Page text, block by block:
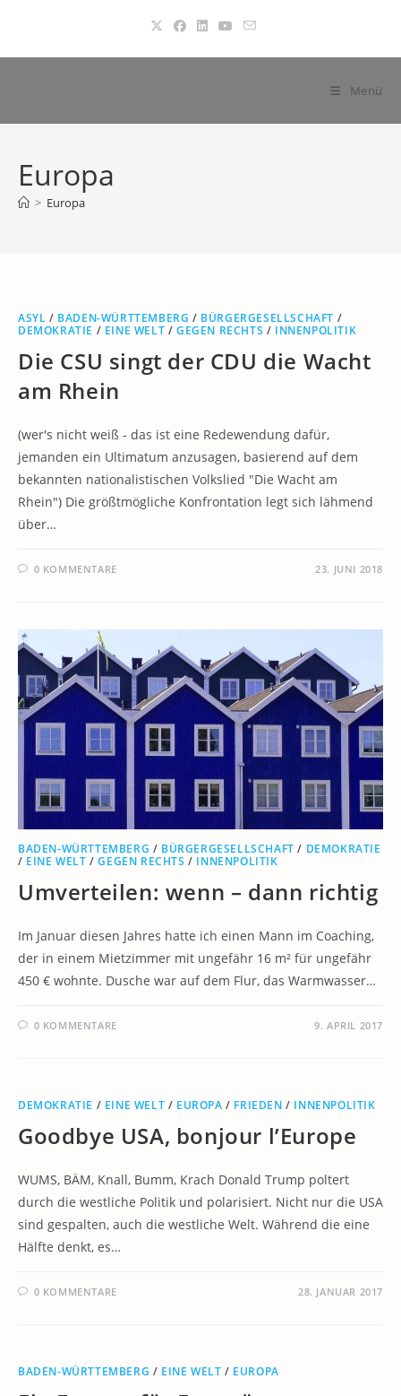
springen
Menü
Europa
> Europa
ASYL / BADEN-WÜRTTEMBERG / BÜRGERGESELLSCHAFT /
DEMOKRATIE / EINE WELT /GEGEN RECHTS / INNENPOLITIK
Die CSU singt der CDU die Wacht
am Rhein
(wer's nicht weiß - das ist eine Redewendung dafür,
jemanden ein Ultimatum anzusagen, basierend auf dem
bekannten nationalistischen Volkslied "Die Wacht am
Rhein") Die größtmögliche Konfrontation legt sich lähmend
über…
0 KOMMENTARE 23. JUNI 2018
BADEN-WÜRTTEMBERG / BÜRGERGESELLSCHAFT / DEMOKRATIE
/ EINE WELT /GEGEN RECHTS / INNENPOLITIK
Umverteilen: wenn – dann richtig
Im Januar diesen Jahres hatte ich einen Mann im Coaching,
der in einem Mietzimmer mit ungefähr 16 m² für ungefähr
450 € wohnte. Dusche war auf dem Flur, das Warmwasser…
0 KOMMENTARE 9. APRIL 2017
DEMOKRATIE / EINE WELT / EUROPA / FRIEDEN / INNENPOLITIK
Goodbye USA, bonjour l’Europe
WUMS, BÄM, Knall, Bumm, Krach Donald Trump poltert
durch die westliche Politik und polarisiert. Nicht nur die USA
sind gespalten, auch die westliche Welt. Während die eine
Hälfte denkt, es…
0 KOMMENTARE 28. JANUAR 2017
BADEN-WÜRTTEMBERG / EINE WELT / EUROPA